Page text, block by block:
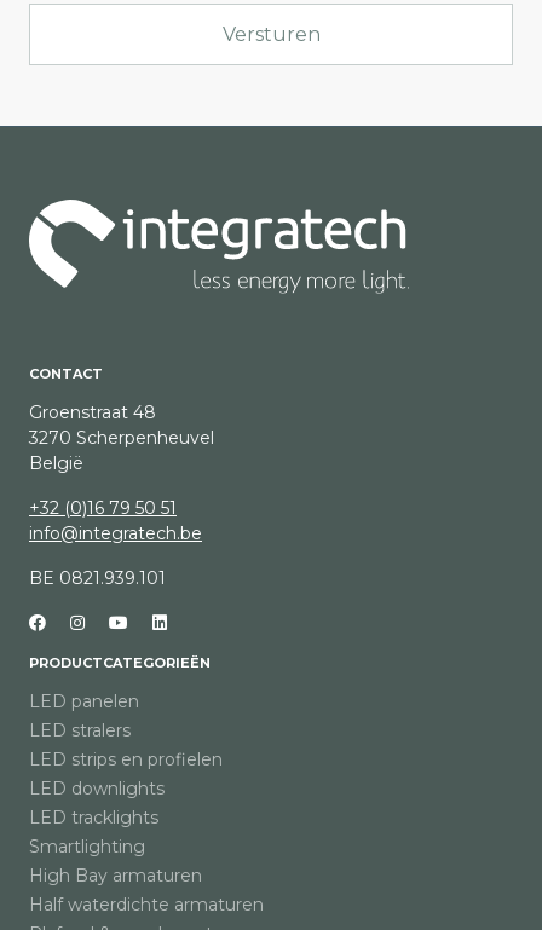
Versturen
CONTACT
Groenstraat 48
3270 Scherpenheuvel
België
+32 (0)16 79 50 51
info@integratech.be
BE 0821.939.101
PRODUCTCATEGORIEËN
LED panelen
LED stralers
LED strips en profielen
LED downlights
LED tracklights
Smartlighting
High Bay armaturen
Half waterdichte armaturen